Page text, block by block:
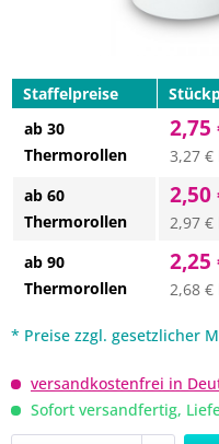
Staffelpreise
ab 30
Thermorollen
2,75
3,27
ab 60
Thermorollen
2,50
2,97
ab 90
Thermorollen
2,25
2,68
* Preise zzgl. gesetzlicher
versandkostenfrei in
Sofort versandfertig,